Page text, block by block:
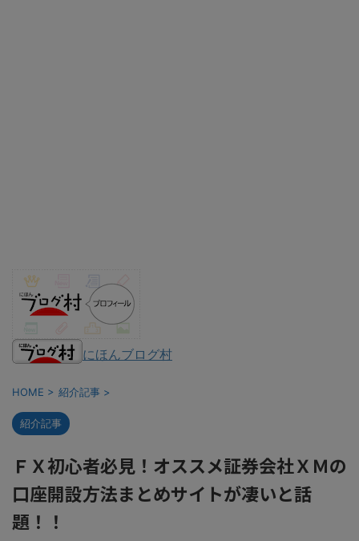
にほんブログ村
HOME > 紹介記事 >
紹介記事
ＦＸ初心者必見！オススメ証券会社ＸＭの
口座開設方法まとめサイトが凄いと話
題！！